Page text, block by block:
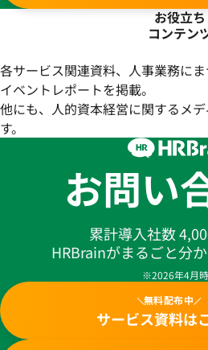
お役立ち
コンテン
各サービス関連資料、人事業務に
イベントレポートを掲載。
他にも、人的資本経営に関するメ
す。
お問い
累計導入社数
HRBrainがまるごと分
※2026年4月
無料配布中
サービス資料は